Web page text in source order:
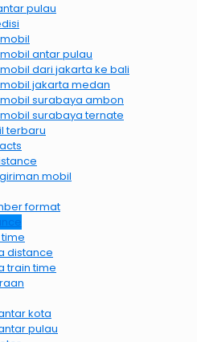
pulau
antar pulau
dari jakarta ke bali
jakarta medan
surabaya ambon
surabaya ternate
terbaru
mobil
format
distance
train time
kota
pulau